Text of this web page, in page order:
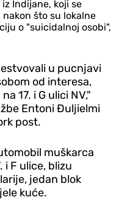
Indijane, koji se
što su lokalne
o "suicidalnoj osobi",
u pucnjavi
od interesa,
17. i G ulici NV,"
Entoni Đuljielmi
post.
muškarca
i F ulice, blizu
jedan blok
kuće.